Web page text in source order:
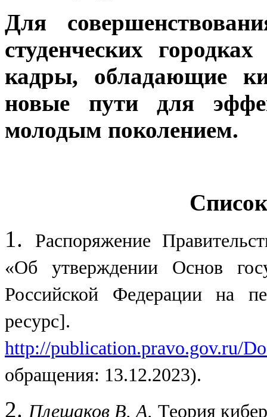
Для
студенческих
кадры, обладающие
новые пути для
молодым поколением.
1.
Распоряжение
«Об утверждении Основ
Российской Федерации на
http://publication.pravo.gov.ru/
обращения: 13.12.2023).
2. Плешаков В. А. Теория